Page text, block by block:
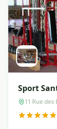
Sport
11 Rue